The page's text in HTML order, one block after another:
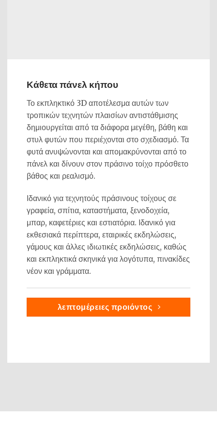
Κάθετα πάνελ κήπου
Το εκπληκτικό 3D αποτέλεσμα αυτών των
τροπικών τεχνητών πλαισίων αντιστάθμισης
δημιουργείται από τα διάφορα μεγέθη, βάθη και
στυλ φυτών που περιέχονται στο σχεδιασμό. Τα
φυτά ανυψώνονται και απομακρύνονται από το
πάνελ και δίνουν στον πράσινο τοίχο πρόσθετο
βάθος και ρεαλισμό.
Ιδανικό για τεχνητούς πράσινους τοίχους σε
γραφεία, σπίτια, καταστήματα, ξενοδοχεία,
μπαρ, καφετέριες και εστιατόρια. Ιδανικό για
εκθεσιακά περίπτερα, εταιρικές εκδηλώσεις,
γάμους και άλλες ιδιωτικές εκδηλώσεις, καθώς
και εκπληκτικά σκηνικά για λογότυπα, πινακίδες
νέον και γράμματα.
λεπτομέρειες προιόντος